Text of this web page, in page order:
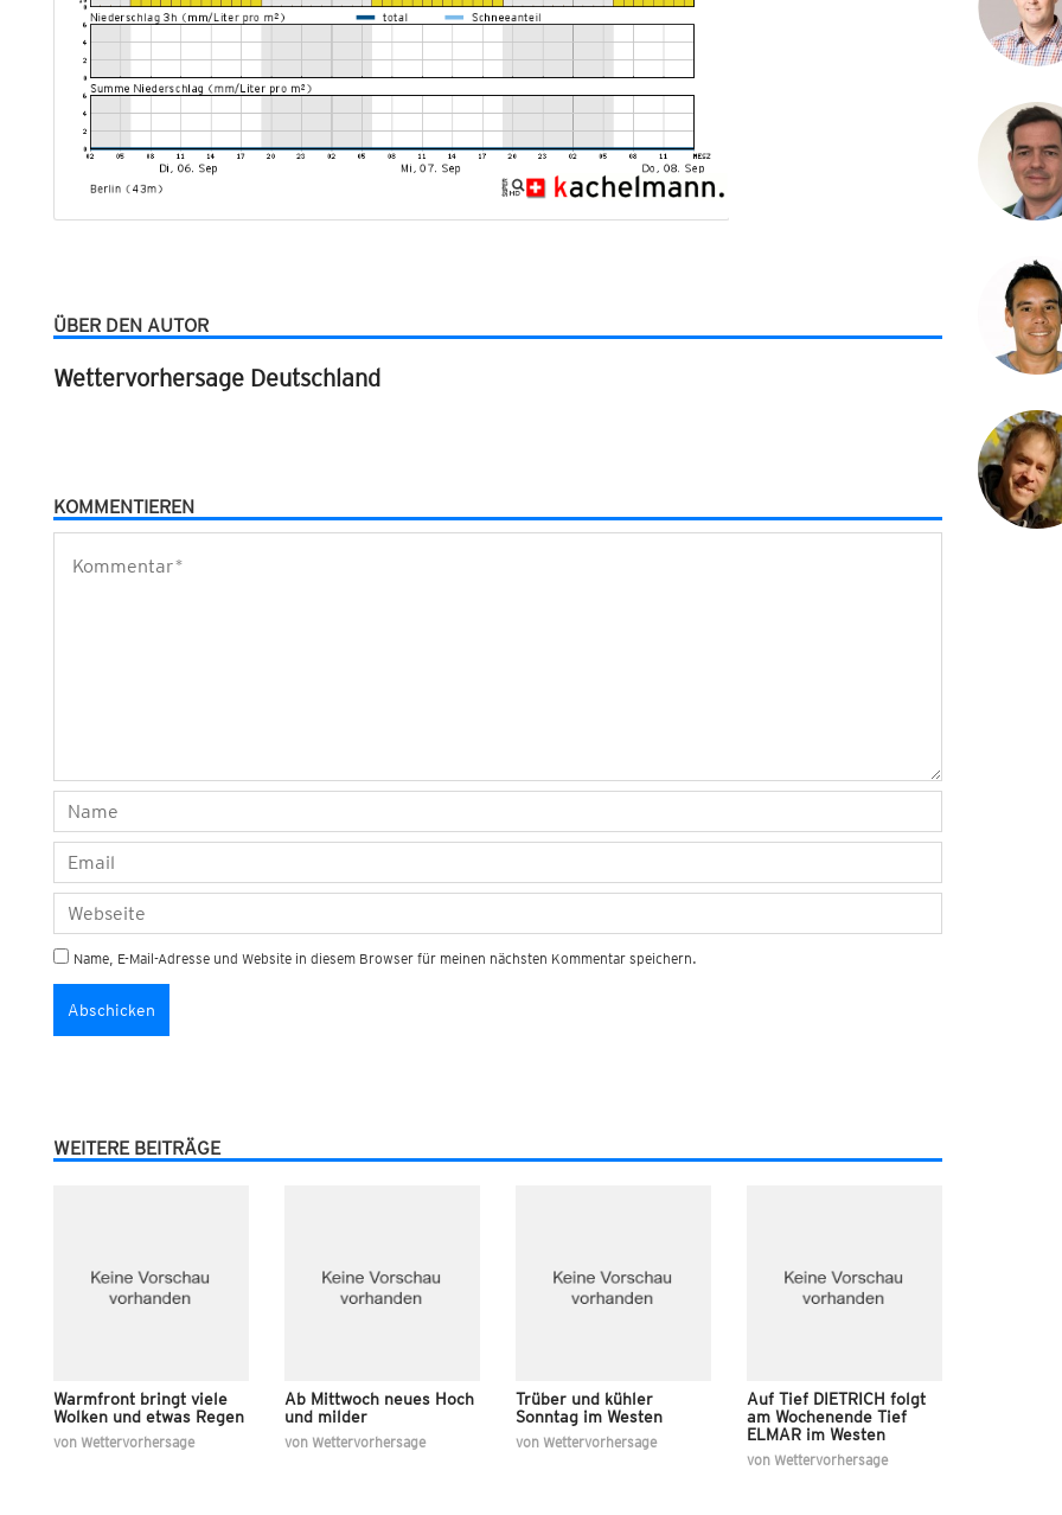
ÜBER DEN AUTOR
Wettervorhersage Deutschland
KOMMENTIEREN
Name, E-Mail-Adresse und Website in diesem Browser für meinen nächsten Kommentar speichern.
WEITERE BEITRÄGE
Warmfront bringt viele
Wolken und etwas Regen
von Wettervorhersage
Ab Mittwoch neues Hoch
und milder
von Wettervorhersage
Trüber und kühler
Sonntag im Westen
von Wettervorhersage
Auf Tief DIETRICH folgt
am Wochenende Tief
ELMAR im Westen
von Wettervorhersage